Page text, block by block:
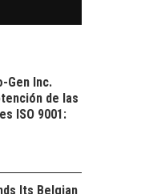
Gen Inc.
de las
ISO 9001:
Its Belgian